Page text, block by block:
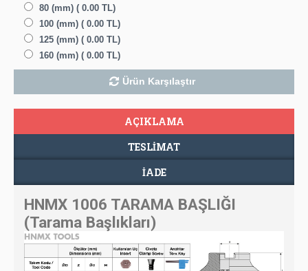
80 (mm) ( 0.00 TL)
100 (mm) ( 0.00 TL)
125 (mm) ( 0.00 TL)
160 (mm) ( 0.00 TL)
Ürün Karşılaştır
AÇIKLAMA
TESLIMAT
İADE
HNMX 1006 TARAMA BAŞLIĞI
(Tarama Başlıkları)